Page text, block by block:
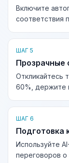
Включите
соответствия
ШАГ 5
Прозрачные
Откликайтесь
60%, держите
ШАГ 6
Подготовка
Используйте
переговоров